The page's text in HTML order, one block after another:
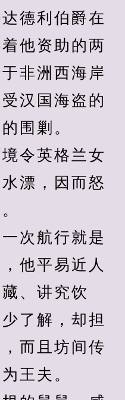
德利伯爵在
他资助的两
非洲西海岸
汉国海盗的
围剿。
令英格兰女
漂，因而怒
次航行就是
他平易近人
、讲究饮
了解，却担
而且坊间传
王夫。